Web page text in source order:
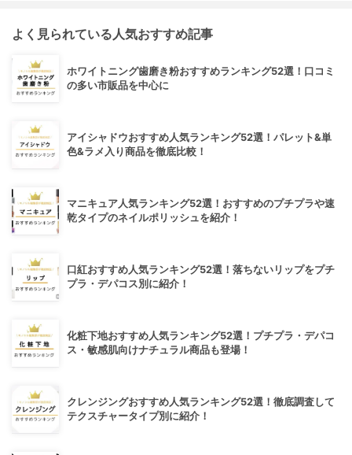
よく見られている人気おすすめ記事
ホワイトニング歯磨き粉おすすめランキング52選！口コミ
の多い市販品を中心に
アイシャドウおすすめ人気ランキング52選！パレット&単
色&ラメ入り商品を徹底比較！
マニキュア人気ランキング52選！おすすめのプチプラや速
乾タイプのネイルポリッシュを紹介！
口紅おすすめ人気ランキング52選！落ちないリップをプチ
プラ・デパコス別に紹介！
化粧下地おすすめ人気ランキング52選！プチプラ・デパコ
ス・敏感肌向けナチュラル商品も登場！
クレンジングおすすめ人気ランキング52選！徹底調査して
テクスチャータイプ別に紹介！